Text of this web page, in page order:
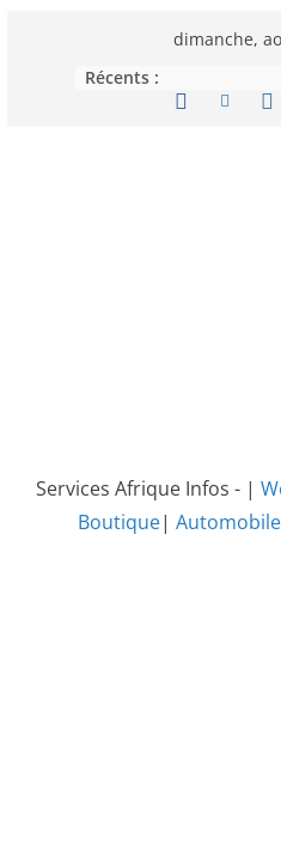
dimanche,
Récents :
Services Afrique Infos - |
Boutique|Automobile